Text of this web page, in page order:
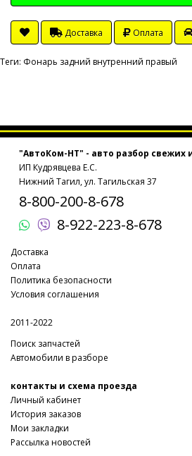
Доставка Оплата
Теги: Фонарь задний внутренний правый
"АвтоКом-НТ" - авто разбор свежих
ИП Кудрявцева Е.С.
Нижний Тагил, ул. Тагильская 37
8-800-200-8-678
8-922-223-8-678
Доставка
Оплата
Политика безопасности
Условия соглашения
2011-2022
Поиск запчастей
Автомобили в разборе
контакты и схема проезда
Личный кабинет
История заказов
Мои закладки
Рассылка новостей